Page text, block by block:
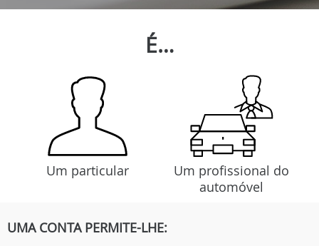
É…
Um particular
Um profissional do
automóvel
UMA CONTA PERMITE-LHE: